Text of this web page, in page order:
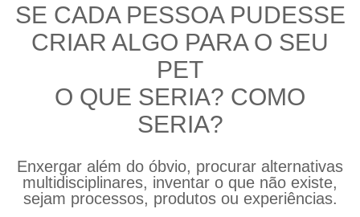
SE CADA PESSOA PUDESSE
CRIAR ALGO PARA O SEU
PET
O QUE SERIA? COMO
SERIA?
Enxergar além do óbvio, procurar alternativas
multidisciplinares, inventar o que não existe,
sejam processos, produtos ou experiências.